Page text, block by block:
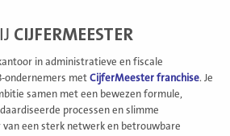
CIJFERMEESTER
in administratieve en fiscale
ondernemers met CijferMeester franchise. Je
samen met een bewezen formule,
processen en slimme
een sterk netwerk en betrouwbare